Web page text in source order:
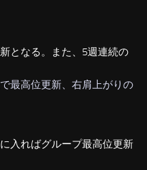
となる。また、5週連続の
最高位更新、右肩上がりの
入ればグループ最高位更新